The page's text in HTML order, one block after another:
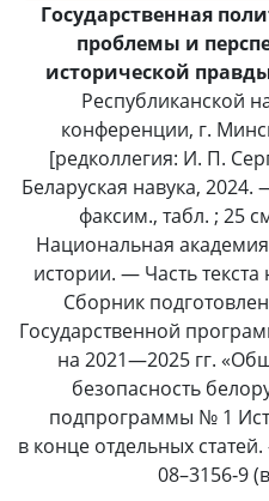
Государственная
проблемы и
исторической
Республиканской
конференции, г.
[редколлегия: И. П.
Беларуская навука, 2024.
факсим., табл. ; 25
Национальная
истории. — Часть
Сборник
Государственной
на 2021—2025 гг.
безопасность
подпрограммы № 1
в конце отдельных
08–3156‑9